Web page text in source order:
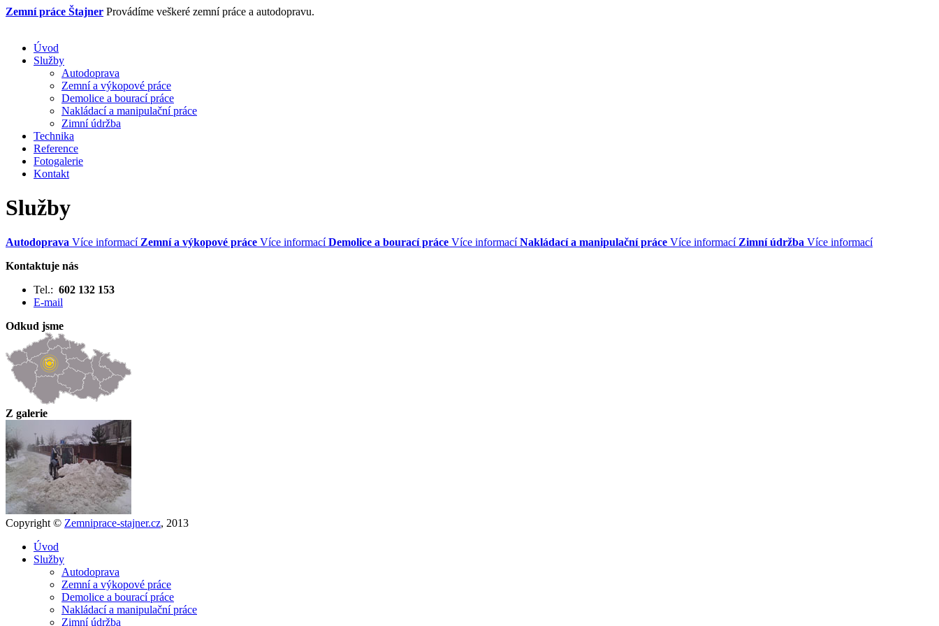
Zemní práce Štajner Provádíme veškeré zemní práce a autodopravu.
Úvod
Služby
Autodoprava
Zemní a výkopové práce
Demolice a bourací práce
Nakládací a manipulační práce
Zimní údržba
Technika
Reference
Fotogalerie
Kontakt
Služby
Autodoprava Více informací Zemní a výkopové práce Více informací Demolice a bourací práce Více informací Nakládací a manipulační práce Více informací Zimní údržba Více informací
Kontaktuje nás
Tel.: 602 132 153
E-mail
Odkud jsme
Z galerie
Copyright © Zemniprace-stajner.cz, 2013
Úvod
Služby
Autodoprava
Zemní a výkopové práce
Demolice a bourací práce
Nakládací a manipulační práce
Zimní údržba